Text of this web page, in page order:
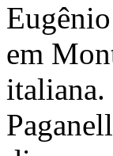
em
italiana.